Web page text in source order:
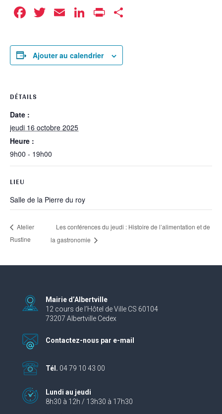
Facebook
Twitter
EmailLinkedIn
Print
Ajouter au calendrier
DÉTAILS
Date :
jeudi 16 octobre 2025
Heure :
9h00 - 19h00
LIEU
Salle de la Pierre du roy
Atelier
Rustine
Les conférences du jeudi : Histoire de l’alimentation et de
la gastronomie
Mairie d’Albertville
12 cours de l’Hôtel de Ville CS 60104
73207 Albertville Cedex
Contactez-nous par e-mail
Tél. 04 79 10 43 00
Lundi au jeudi
8h30 à 12h / 13h30 à 17h30